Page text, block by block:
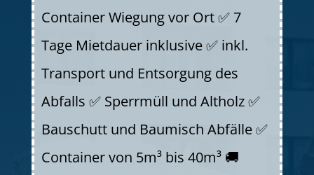
Container Wiegung vor Ort ✅ 7
Tage Mietdauer inklusive ✅ inkl.
Transport und Entsorgung des
Abfalls ✅ Sperrmüll und Altholz ✅
Bauschutt und Baumisch Abfälle ✅
Container von 5m³ bis 40m³ 🚚